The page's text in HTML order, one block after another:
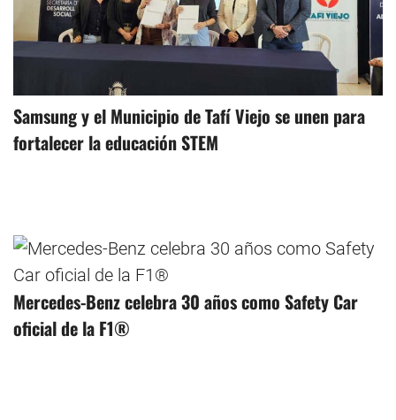
Samsung y el Municipio de Tafí Viejo se unen para
fortalecer la educación STEM
Mercedes-Benz celebra 30 años como Safety Car
oficial de la F1®